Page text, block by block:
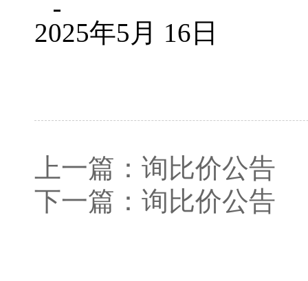
2025年5月 16日
上一篇： 询比价公告
下一篇： 询比价公告